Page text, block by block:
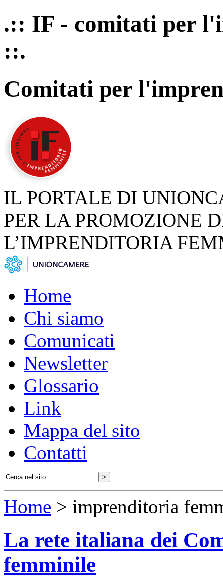
.:: IF - comitati per
::.
Comitati per
IL PORTALE DI
PER LA PROMOZIONE
L’IMPRENDITORIA
Home
Chi siamo
Comunicati
Newsletter
Glossario
Link
Mappa del sito
Contatti
Home > imprenditoria
La rete italiana dei
femminile